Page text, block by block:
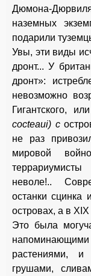
Дюмона-
наземных
подарили
Увы, эти виды
дронт... У
дронт»:
невозможно
Гигантского,
cocteaui) с
не раз
мировой
неволе!..
останки сцинка
островах, а в
Это была
растениями,
грушами,